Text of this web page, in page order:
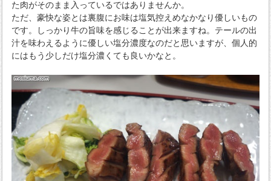
た肉がそのまま入っているではありませんか。
ただ、豪快な姿とは裏腹にお味は塩気控えめなかなり優しいもの
です。しっかり牛の旨味を感じることが出来ますね。テールの出
汁を味わえるように優しい塩分濃度なのだと思いますが、個人的
にはもう少しだけ塩分濃くても良いかなと。